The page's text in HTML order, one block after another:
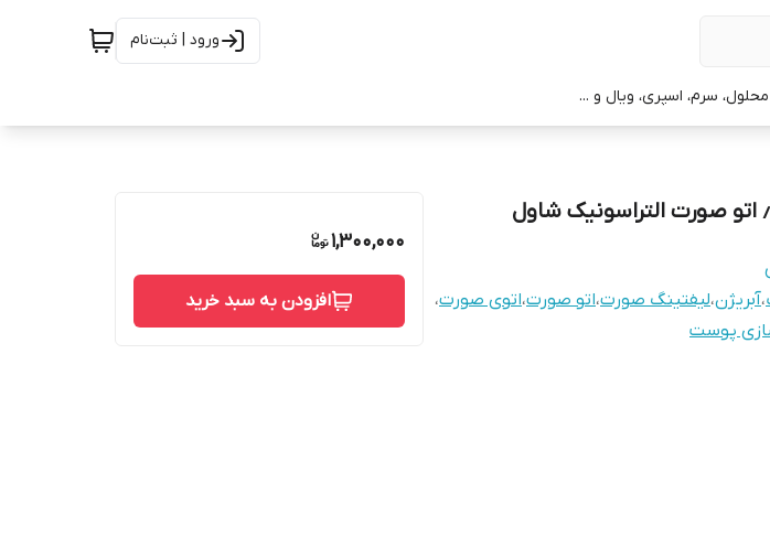
ورود | ثبت‌نام
سرم، اسپری، ویال و ...
،آبریژن،لیفتینگ صورت،اتو صورت،اتوی صورت،
پوست
1,300,000
افزودن به سبد خرید